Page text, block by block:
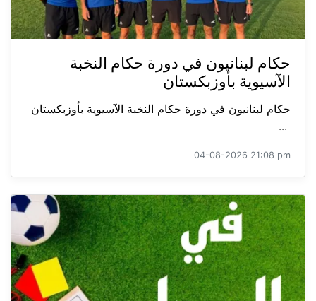
حكام لبنانيون في دورة حكام النخبة
الآسيوية بأوزبكستان
حكام لبنانيون في دورة حكام النخبة الآسيوية بأوزبكستان
...
04-08-2026 21:08 pm